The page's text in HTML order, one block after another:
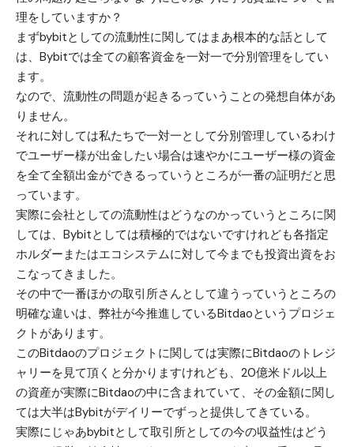
理をしていますか？
まずbybitとしての流動性に関してはまあ根本的な話として
は、Bybitでは全ての顧客資金を一対一で分別管理をしてい
ます。
なので、流動性の問題が起きるっていうことの発想自体があ
りません。
それに対しては私たちで一対一として分別管理しているわけ
でユーザー様が出金したい場合は速やかにユーザー様の資金
を全て全額出金ができるっていうところが一番の証明だと思
っています。
実際に会社としての流動性はどうなのかっていうところに関
しては、Bybitとしては積極的ではないですけれども各指定
ホルダーまたはエコシステムに対して今までも投資出資をお
こなってきました。
その中で一番ほかの取引所さんとして違うっていうところの
明確な違いは、弊社が今推進しているBitdaoというプロジェ
クトがあります。
このBitdaoのプロジェクトに関しては実際にBitdaoのトレジ
ャリーを見て頂くと分かりますけれども、20億米ドル以上
の資産が実際にBitdaoの中に含まれていて、その金額に関し
ては大半はBybitがデイリーでずっと提供してきている。
実際にじゃあbybitとして取引所としての今の収益性はどう